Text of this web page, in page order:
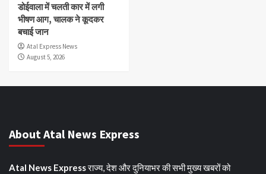
डोईवाला में चलती कार में लगी
भीषण आग, चालक ने कूदकर
बचाई जान
Atal Express News
August 5, 2026
About Atal News Express
Atal News Expressराज्य, देश और दुनियाभर की सभी मुख्य खबरों को